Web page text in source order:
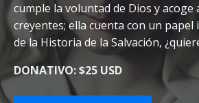
cumple la voluntad de Dios y acoge
creyentes; ella cuenta con un
de la Historia de la Salvación,
DONATIVO: $25 USD